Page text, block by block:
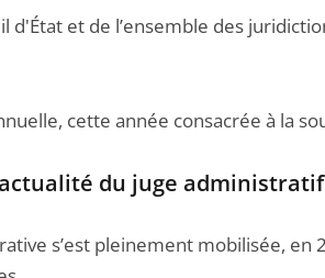
d'État et de l’ensemble des
cette année consacrée à la
du juge
s’est pleinement mobilisée, en